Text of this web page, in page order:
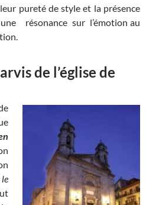
pureté de style et la présence
résonance sur l’émotion au
de l’église de